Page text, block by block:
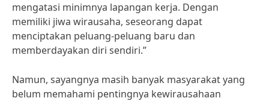
mengatasi minimnya lapangan kerja. Dengan
memiliki jiwa wirausaha, seseorang dapat
menciptakan peluang-peluang baru dan
memberdayakan diri sendiri.”
Namun, sayangnya masih banyak masyarakat yang
belum memahami pentingnya kewirausahaan